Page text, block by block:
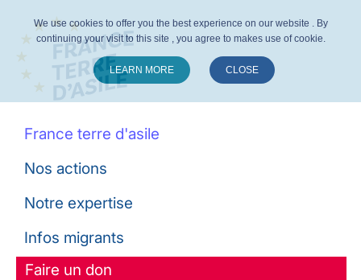
France terre d'asile
Nos actions
Notre expertise
Infos migrants
Faire un don
We use cookies to offer you the best experience on our website . By
continuing your visit to this site , you agree to makes use of cookie.
LEARN MORE CLOSE